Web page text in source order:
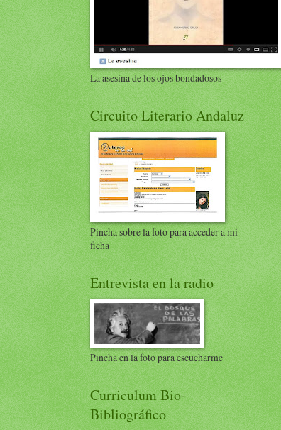
La asesina de los ojos bondadosos
Circuito Literario Andaluz
Pincha sobre la foto para acceder a mi
ficha
Entrevista en la radio
Pincha en la foto para escucharme
Curriculum Bio-
Bibliográfico